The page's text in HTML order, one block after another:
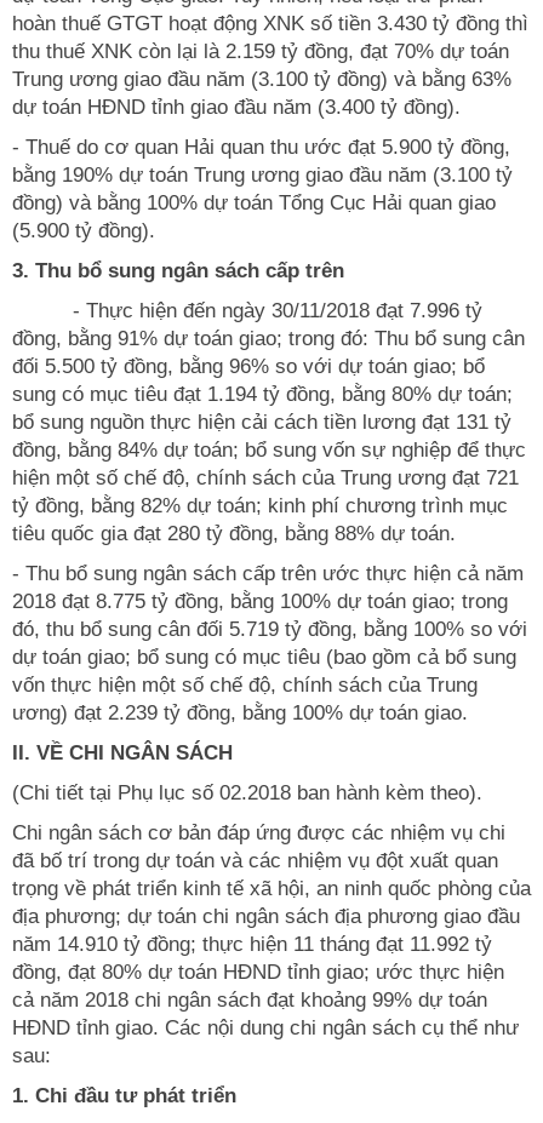
hoàn thuế GTGT hoạt động XNK số tiền 3.430 tỷ đồng thì
thu thuế XNK còn lại là 2.159 tỷ đồng, đạt 70% dự toán
Trung ương giao đầu năm (3.100 tỷ đồng) và bằng 63%
dự toán HĐND tỉnh giao đầu năm (3.400 tỷ đồng).
- Thuế do cơ quan Hải quan thu ước đạt 5.900 tỷ đồng,
bằng 190% dự toán Trung ương giao đầu năm (3.100 tỷ
đồng) và bằng 100% dự toán Tổng Cục Hải quan giao
(5.900 tỷ đồng).
3. Thu bổ sung ngân sách cấp trên
- Thực hiện đến ngày 30/11/2018 đạt 7.996 tỷ
đồng, bằng 91% dự toán giao; trong đó: Thu bổ sung cân
đối 5.500 tỷ đồng, bằng 96% so với dự toán giao; bổ
sung có mục tiêu đạt 1.194 tỷ đồng, bằng 80% dự toán;
bổ sung nguồn thực hiện cải cách tiền lương đạt 131 tỷ
đồng, bằng 84% dự toán; bổ sung vốn sự nghiệp để thực
hiện một số chế độ, chính sách của Trung ương đạt 721
tỷ đồng, bằng 82% dự toán; kinh phí chương trình mục
tiêu quốc gia đạt 280 tỷ đồng, bằng 88% dự toán.
- Thu bổ sung ngân sách cấp trên ước thực hiện cả năm
2018 đạt 8.775 tỷ đồng, bằng 100% dự toán giao; trong
đó, thu bổ sung cân đối 5.719 tỷ đồng, bằng 100% so với
dự toán giao; bổ sung có mục tiêu (bao gồm cả bổ sung
vốn thực hiện một số chế độ, chính sách của Trung
ương) đạt 2.239 tỷ đồng, bằng 100% dự toán giao.
II. VỀ CHI NGÂN SÁCH
(Chi tiết tại Phụ lục số 02.2018 ban hành kèm theo).
Chi ngân sách cơ bản đáp ứng được các nhiệm vụ chi
đã bố trí trong dự toán và các nhiệm vụ đột xuất quan
trọng về phát triển kinh tế xã hội, an ninh quốc phòng của
địa phương; dự toán chi ngân sách địa phương giao đầu
năm 14.910 tỷ đồng; thực hiện 11 tháng đạt 11.992 tỷ
đồng, đạt 80% dự toán HĐND tỉnh giao; ước thực hiện
cả năm 2018 chi ngân sách đạt khoảng 99% dự toán
HĐND tỉnh giao. Các nội dung chi ngân sách cụ thể như
sau:
1. Chi đầu tư phát triển